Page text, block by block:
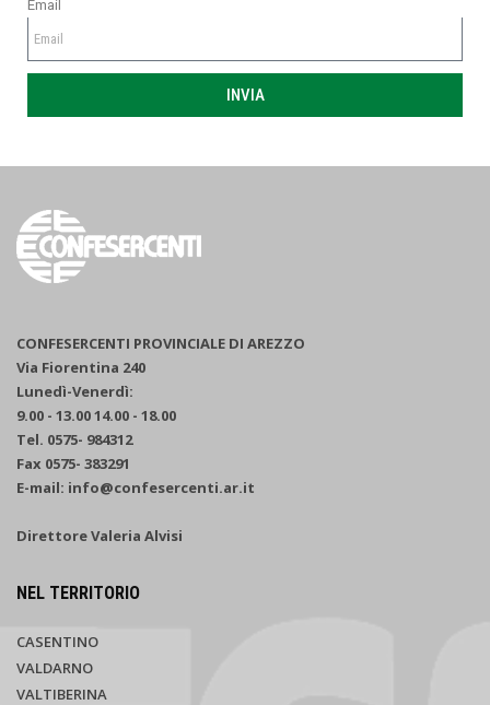
Email
INVIA
CONFESERCENTI PROVINCIALE DI AREZZO
Via Fiorentina 240
Lunedì-Venerdì:
9.00 - 13.00 14.00 - 18.00
Tel. 0575- 984312
Fax 0575- 383291
E-mail: info@confesercenti.ar.it
Direttore Valeria Alvisi
NEL TERRITORIO
CASENTINO
VALDARNO
VALTIBERINA